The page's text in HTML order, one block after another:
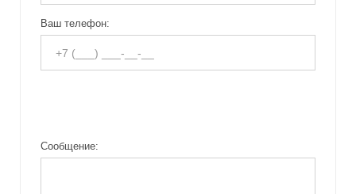
Ваш телефон:
Сообщение: